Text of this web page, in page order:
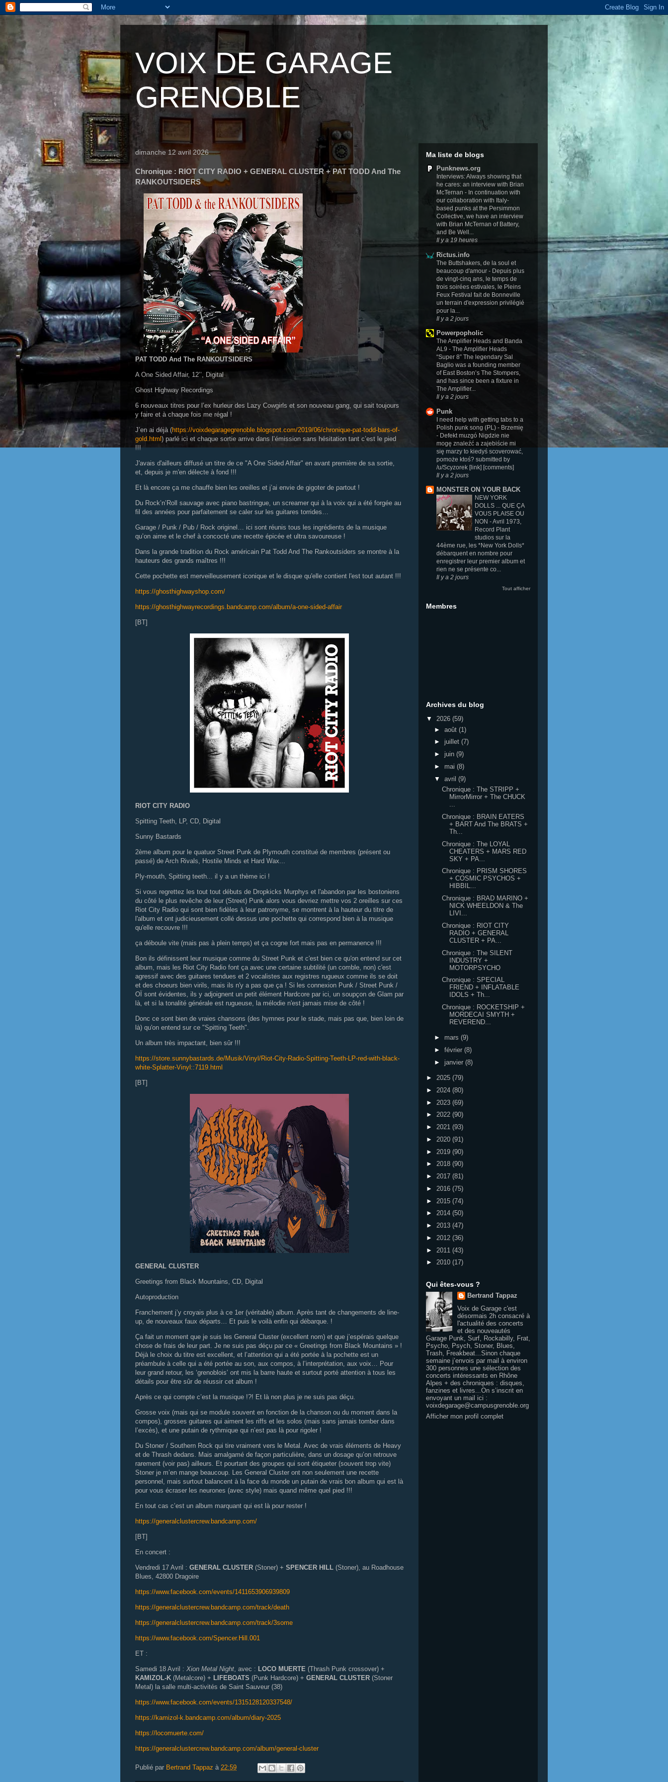
VOIX DE GARAGE
GRENOBLE
dimanche 12 avril 2026
Chronique : RIOT CITY RADIO + GENERAL CLUSTER + PAT TODD And The
RANKOUTSIDERS
PAT TODD And The RANKOUTSIDERS
A One Sided Affair, 12’’, Digital
Ghost Highway Recordings
6 nouveaux titres pour l’ex hurleur des Lazy Cowgirls et son nouveau gang, qui sait toujours
y faire et à chaque fois me régal !
J’en ai déjà (https://voixdegaragegrenoble.blogspot.com/2019/06/chronique-pat-todd-bars-of-
gold.html ) parlé ici et chaque sortie arrive dans l’émission sans hésitation tant c’est le pied
!!!
J'avais d'ailleurs diffusé un titre de ce "A One Sided Affair" en avant première de sa sortie,
et, depuis je m'en délecte à fond !!!
Et là encore ça me chauffe bien les oreilles et j’ai envie de gigoter de partout !
Du Rock’n’Roll sauvage avec piano bastringue, un screamer qui à la voix qui a été forgée au
fil des années pour parfaitement se caler sur les guitares torrides…
Garage / Punk / Pub / Rock originel… ici sont réunis tous les ingrédients de la musique
qu’on aime et le chef à concocté une recette épicée et ultra savoureuse !
Dans la grande tradition du Rock américain Pat Todd And The Rankoutsiders se montre à la
hauteurs des grands maîtres !!!
Cette pochette est merveilleusement iconique et le disque qu'elle contient l'est tout autant !!!
https://ghosthighwayshop.com/
https://ghosthighwayrecordings.bandcamp.com/album/a-one-sided-affair
[BT]
RIOT CITY RADIO
Spitting Teeth, LP, CD, Digital
Sunny Bastards
2ème album pour le quatuor Street Punk de Plymouth constitué de membres (présent ou
passé) de Arch Rivals, Hostile Minds et Hard Wax...
Ply-mouth, Spitting teeth... il y a un thème ici !
Si vous regrettez les tout tout débuts de Dropkicks Murphys et l'abandon par les bostoniens
du côté le plus revêche de leur (Street) Punk alors vous devriez mettre vos 2 oreilles sur ces
Riot City Radio qui sont bien fidèles à leur patronyme, se montrent à la hauteur du titre de
l'album et ont judicieusement collé dessus une pochette qui correspond bien à la musique
qu'elle recouvre !!!
ça déboule vite (mais pas à plein temps) et ça cogne fort mais pas en permanence !!!
Bon ils définissent leur musique comme du Street Punk et c'est bien ce qu'on entend sur cet
album, mais les Riot City Radio font ça avec une certaine subtilité (un comble, non) c'est
agressif avec des guitares tendues et 2 vocalistes aux registres rugueux comme ils se doit
et des choeurs bien virils, mais ils n'y a pas que ça ! Si les connexion Punk / Street Punk /
OÏ sont évidentes, ils y adjoignent un petit élément Hardcore par ici, un soupçon de Glam par
là, et si la tonalité générale est rugueuse, la mélodie n'est jamais mise de côté !
Donc ce sont bien de vraies chansons (des hymnes pour le stade, mais pas que, bien loin de
là) qu'on entend sur ce "Spitting Teeth".
Un album très impactant, bien sûr !!!
https://store.sunnybastards.de/Musik/Vinyl/Riot-City-Radio-Spitting-Teeth-LP-red-with-black-
white-Splatter-Vinyl::7119.html
[BT]
GENERAL CLUSTER
Greetings from Black Mountains, CD, Digital
Autoproduction
Franchement j’y croyais plus à ce 1er (véritable) album. Après tant de changements de line-
up, de nouveaux faux départs… Et puis le voilà enfin qui débarque. !
Ça fait un moment que je suis les General Cluster (excellent nom) et que j’espérais quelque
chose de frais de leur part. Je ne suis pas déçu par ce « Greetings from Black Mountains » !
Déjà le choix du titre est excellent, et l’attention qui a été portée à la pochette est un
préambule à celle qui a été portée au son, aux compos, à l’interprétation, aux voix… Pour
leur grand retour, les ‘grenoblois’ ont mis la barre haute et surtout porté attention à tous les
détails pour être sûr de réussir cet album !
Après ce qui compte c’est la musique !?! Et là non plus je ne suis pas déçu.
Grosse voix (mais qui se module souvent en fonction de la chanson ou du moment dans la
compos), grosses guitares qui aiment les riffs et les solos (mais sans jamais tomber dans
l’excès), et une putain de rythmique qui n’est pas là pour rigoler !
Du Stoner / Southern Rock qui tire vraiment vers le Metal. Avec de vrais éléments de Heavy
et de Thrash dedans. Mais amalgamé de façon particulière, dans un dosage qu’on retrouve
rarement (voir pas) ailleurs. Et pourtant des groupes qui sont étiqueter (souvent trop vite)
Stoner je m’en mange beaucoup. Les General Cluster ont non seulement une recette
personnel, mais surtout balancent à la face du monde un putain de vrais bon album qui est là
pour vous écraser les neurones (avec style) mais quand même quel pied !!!
En tout cas c’est un album marquant qui est là pour rester !
https://generalclustercrew.bandcamp.com/
[BT]
En concert :
Vendredi 17 Avril : GENERAL CLUSTER (Stoner) + SPENCER HILL (Stoner), au Roadhouse
Blues, 42800 Dragoire
https://www.facebook.com/events/1411653906939809
https://generalclustercrew.bandcamp.com/track/death
https://generalclustercrew.bandcamp.com/track/3some
https://www.facebook.com/Spencer.Hill.001
ET :
Samedi 18 Avril : Xion Metal Night, avec : LOCO MUERTE (Thrash Punk crossover) +
KAMIZOL-K (Metalcore) + LIFEBOATS (Punk Hardcore) + GENERAL CLUSTER (Stoner
Metal) la salle multi-activités de Saint Sauveur (38)
https://www.facebook.com/events/1315128120337548/
https://kamizol-k.bandcamp.com/album/diary-2025
https://locomuerte.com/
https://generalclustercrew.bandcamp.com/album/general-cluster
Publié par Bertrand Tappaz à 22:59
Ma liste de blogs
Punknews.org
Interviews: Always showing that
he cares: an interview with Brian
McTernan - In continuation with
our collaboration with Italy-
based punks at the Persimmon
Collective, we have an interview
with Brian McTernan of Battery,
and Be Well...
Il y a 19 heures
Rictus.info
The Buttshakers, de la soul et
beaucoup d'amour - Depuis plus
de vingt-cinq ans, le temps de
trois soirées estivales, le Pleins
Feux Festival fait de Bonneville
un terrain d'expression privilégié
pour la...
Il y a 2 jours
Powerpopholic
The Amplifier Heads and Banda
AL9 - The Amplifier Heads
“Super 8” The legendary Sal
Baglio was a founding member
of East Boston’s The Stompers,
and has since been a fixture in
The Amplifier...
Il y a 2 jours
Punk
I need help with getting tabs to a
Polish punk song (PL) - Brzemię
- Defekt muzgó Nigdzie nie
mogę znaleźć a zajebiście mi
się marzy to kiedyś scoverować,
pomoże ktoś? submitted by
/u/Scyzorek [link] [comments]
Il y a 2 jours
MONSTER ON YOUR BACK
NEW YORK
DOLLS ... QUE ÇA
VOUS PLAISE OU
NON -Avril 1973,
Record Plant
studios sur la
44ème rue, les *New York Dolls*
débarquent en nombre pour
enregistrer leur premier album et
rien ne se présente co...
Il y a 2 jours
Tout afficher
Membres
Archives du blog
▼ 2026 (59)
► août (1)
► juillet (7)
► juin (9)
► mai (8)
▼ avril (9)
Chronique : The STRIPP +
MirrorMirror + The CHUCK
...
Chronique : BRAIN EATERS
+ BART And The BRATS +
Th...
Chronique : The LOYAL
CHEATERS + MARS RED
SKY + PA...
Chronique : PRISM SHORES
+ COSMIC PSYCHOS +
HIBBIL...
Chronique : BRAD MARINO +
NICK WHEELDON & The
LIVI...
Chronique : RIOT CITY
RADIO + GENERAL
CLUSTER + PA...
Chronique : The SILENT
INDUSTRY +
MOTORPSYCHO
Chronique : SPECIAL
FRIEND + INFLATABLE
IDOLS + Th...
Chronique : ROCKETSHIP +
MORDECAI SMYTH +
REVEREND...
► mars (9)
► février (8)
► janvier (8)
► 2025 (79)
► 2024 (80)
► 2023 (69)
► 2022 (90)
► 2021 (93)
► 2020 (91)
► 2019 (90)
► 2018 (90)
► 2017 (81)
► 2016 (75)
► 2015 (74)
► 2014 (50)
► 2013 (47)
► 2012 (36)
► 2011 (43)
► 2010 (17)
Qui êtes-vous ?
Bertrand Tappaz
Voix de Garage c'est
désormais 2h consacré à
l'actualité des concerts
et des nouveautés
Garage Punk, Surf, Rockabilly, Frat,
Psycho, Psych, Stoner, Blues,
Trash, Freakbeat...Sinon chaque
semaine j’envois par mail à environ
300 personnes une sélection des
concerts intéressants en Rhône
Alpes + des chroniques : disques,
fanzines et livres...On s’inscrit en
envoyant un mail ici :
voixdegarage@campusgrenoble.org
Afficher mon profil complet